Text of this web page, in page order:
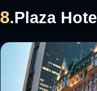
8.Plaza Hotel